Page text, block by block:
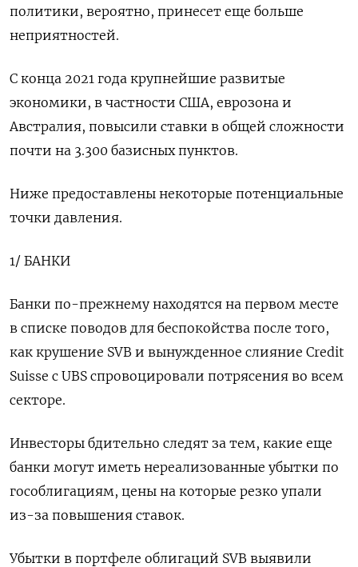
политики, вероятно, принесет еще больше
неприятностей.
С конца 2021 года крупнейшие развитые
экономики, в частности США, еврозона и
Австралия, повысили ставки в общей сложности
почти на 3.300 базисных пунктов.
Ниже предоставлены некоторые потенциальные
точки давления.
1/ БАНКИ
Банки по-прежнему находятся на первом месте
в списке поводов для беспокойства после того,
как крушение SVB и вынужденное слияние Credit
Suisse с UBS спровоцировали потрясения во всем
секторе.
Инвесторы бдительно следят за тем, какие еще
банки могут иметь нереализованные убытки по
гособлигациям, цены на которые резко упали
из-за повышения ставок.
Убытки в портфеле облигаций SVB выявили